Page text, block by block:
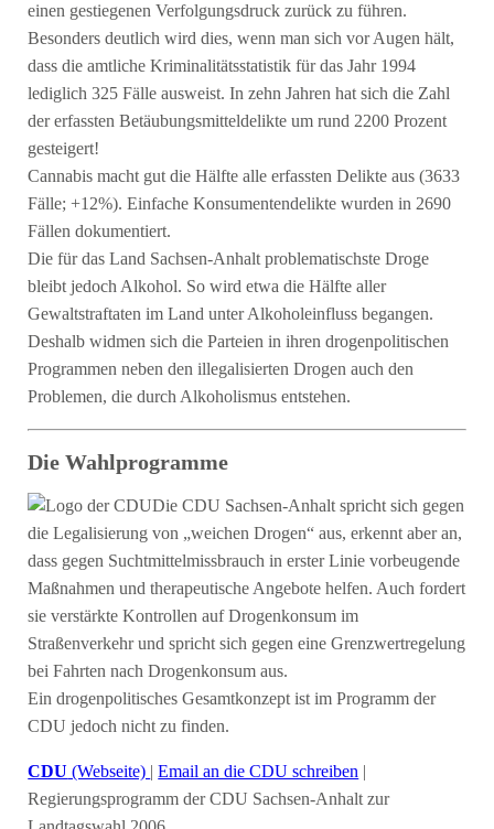
einen gestiegenen Verfolgungsdruck zurück zu führen.
Besonders deutlich wird dies, wenn man sich vor Augen hält,
dass die amtliche Kriminalitätsstatistik für das Jahr 1994
lediglich 325 Fälle ausweist. In zehn Jahren hat sich die Zahl
der erfassten Betäubungsmitteldelikte um rund 2200 Prozent
gesteigert!
Cannabis macht gut die Hälfte alle erfassten Delikte aus (3633
Fälle; +12%). Einfache Konsumentendelikte wurden in 2690
Fällen dokumentiert.
Die für das Land Sachsen-Anhalt problematischste Droge
bleibt jedoch Alkohol. So wird etwa die Hälfte aller
Gewaltstraftaten im Land unter Alkoholeinfluss begangen.
Deshalb widmen sich die Parteien in ihren drogenpolitischen
Programmen neben den illegalisierten Drogen auch den
Problemen, die durch Alkoholismus entstehen.
Die Wahlprogramme
Die CDU Sachsen-Anhalt spricht sich gegen
die Legalisierung von „weichen Drogen“ aus, erkennt aber an,
dass gegen Suchtmittelmissbrauch in erster Linie vorbeugende
Maßnahmen und therapeutische Angebote helfen. Auch fordert
sie verstärkte Kontrollen auf Drogenkonsum im
Straßenverkehr und spricht sich gegen eine Grenzwertregelung
bei Fahrten nach Drogenkonsum aus.
Ein drogenpolitisches Gesamtkonzept ist im Programm der
CDU jedoch nicht zu finden.
CDU (Webseite) |Email an die CDU schreiben
Regierungsprogramm der CDU Sachsen-Anhalt zur